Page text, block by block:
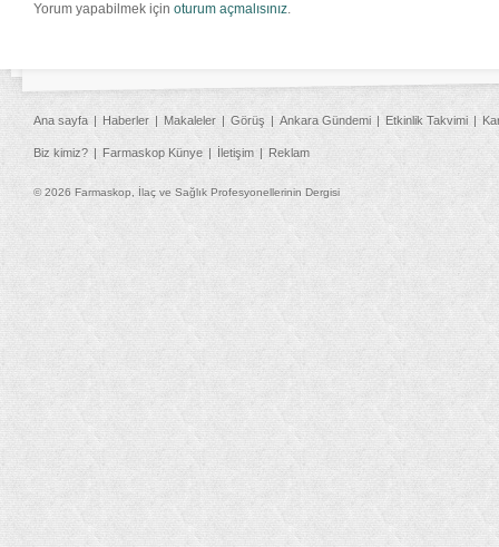
Yorum yapabilmek için oturum açmalısınız.
Ana sayfa Haberler Makaleler Görüş Ankara Gündemi Etkinlik Takvimi
Biz kimiz? Farmaskop Künye İletişim Reklam
© 2026 Farmaskop, İlaç ve Sağlık Profesyonellerinin Dergisi